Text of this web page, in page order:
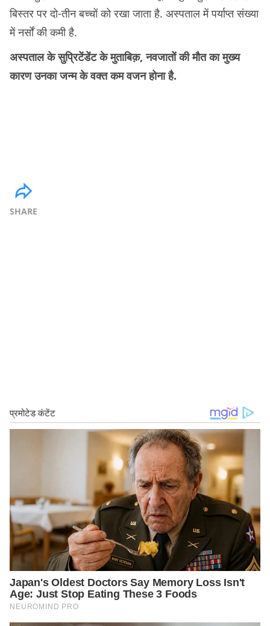
बिस्तर पर दो-तीन बच्चों को रखा जाता है. अस्पताल में पर्याप्त संख्या
में नर्सों की कमी है.
अस्पताल के सुप्रिटेंडेंट के मुताबिक़, नवजातों की मौत का मुख्य
कारण उनका जन्म के वक्त कम वजन होना है.
SHARE